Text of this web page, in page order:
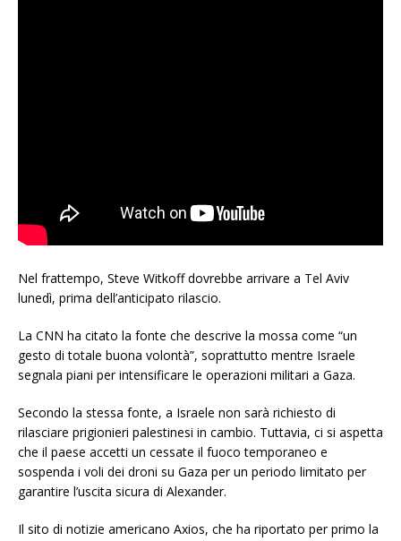
Nel frattempo, Steve Witkoff dovrebbe arrivare a Tel Aviv
lunedì, prima dell’anticipato rilascio.
La CNN ha citato la fonte che descrive la mossa come “un
gesto di totale buona volontà”, soprattutto mentre Israele
segnala piani per intensificare le operazioni militari a Gaza.
Secondo la stessa fonte, a Israele non sarà richiesto di
rilasciare prigionieri palestinesi in cambio. Tuttavia, ci si aspetta
che il paese accetti un cessate il fuoco temporaneo e
sospenda i voli dei droni su Gaza per un periodo limitato per
garantire l’uscita sicura di Alexander.
Il sito di notizie americano Axios, che ha riportato per primo la